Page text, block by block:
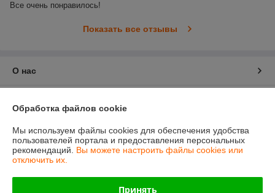
Все очень понравилось!
Показать все отзывы
О нас
Доставка и оплата
График работы
Обработка файлов cookie
Мы используем файлы cookies для обеспечения удобства
пользователей портала и предоставления персональных
рекомендаций. Вы можете настроить файлы cookies или
отключить их.
Принять